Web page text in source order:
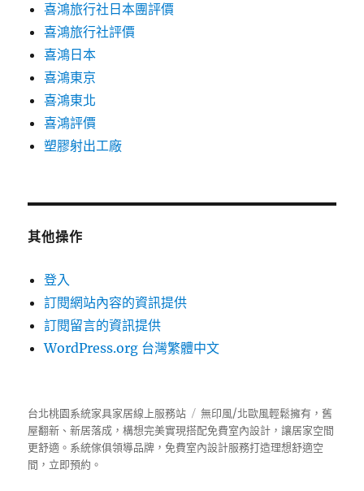
喜鴻旅行社日本團評價
喜鴻旅行社評價
喜鴻日本
喜鴻東京
喜鴻東北
喜鴻評價
塑膠射出工廠
其他操作
登入
訂閱網站內容的資訊提供
訂閱留言的資訊提供
WordPress.org 台灣繁體中文
台北桃園系統家具家居線上服務站
無印風/北歐風輕鬆擁有，舊
屋翻新、新居落成，構想完美實現搭配免費室內設計，讓居家空間
更舒適。 系統傢俱領導品牌，免費室內設計服務打造理想舒適空
間，立即預約。